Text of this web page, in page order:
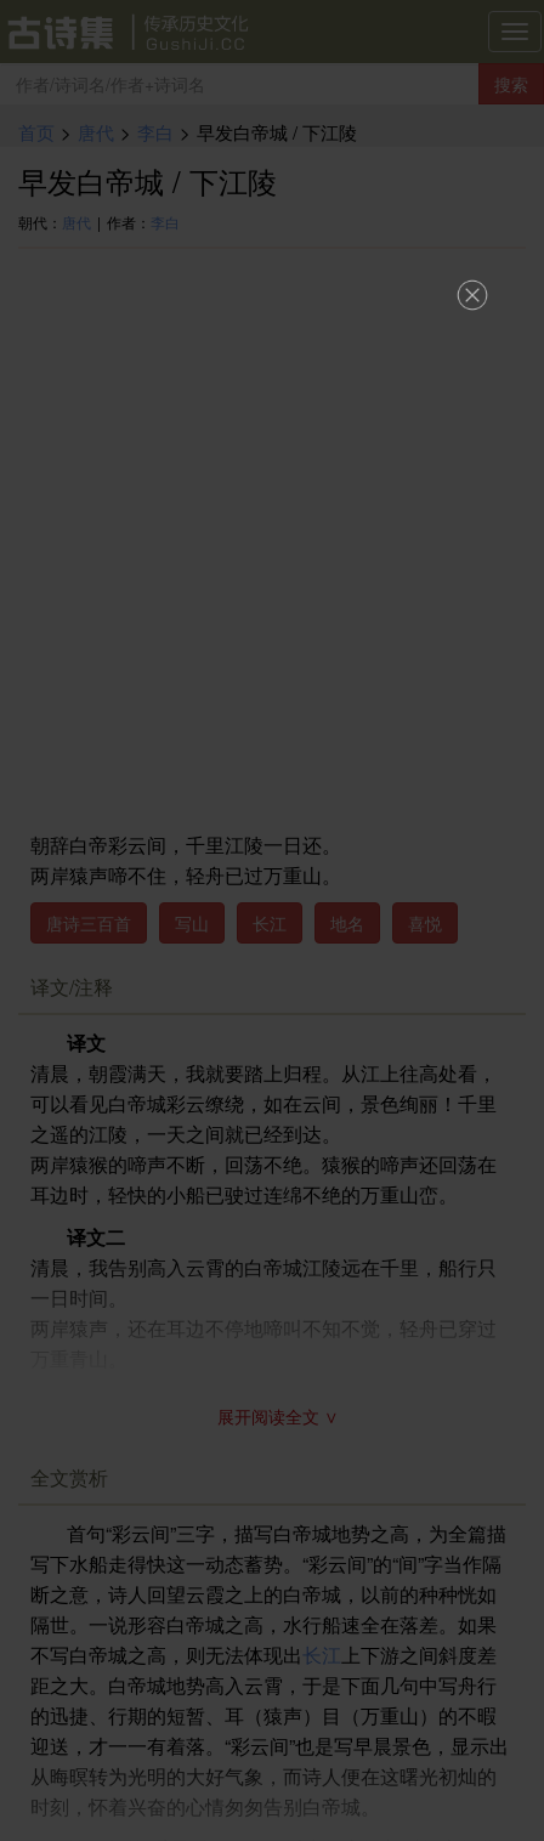
古
诗
集
搜索
首页 > 唐代 > 李白 > 早发白帝城 / 下江陵
早发白帝城 / 下江陵
朝代： 唐代 | 作者： 李白
朝辞白帝彩云间，千里江陵一日还。
两岸猿声啼不住，轻舟已过万重山。
唐诗三百首 写山 长江 地名 喜悦
译文/注释
译文
清晨，朝霞满天，我就要踏上归程。从江上往高处看，
可以看见白帝城彩云缭绕，如在云间，景色绚丽！千里
之遥的江陵，一天之间就已经到达。
两岸猿猴的啼声不断，回荡不绝。猿猴的啼声还回荡在
耳边时，轻快的小船已驶过连绵不绝的万重山峦。
译文二
清晨，我告别高入云霄的白帝城江陵远在千里，船行只
一日时间。
两岸猿声，还在耳边不停地啼叫不知不觉，轻舟已穿过
⑴发：启程。白帝城：故址在今重庆市奉节县白帝山
复，有白龙出井中，自以承汉土运，故称白帝，改鱼复
为白帝城。”王琦注：“白帝城，在夔州奉节县，与巫山相
近。所谓彩云，正指巫山之云也。”
⑵朝：早晨。辞：告别。彩云间：因白帝城在白帝山
上，地势高耸，从山下江中仰望，仿佛耸入云间。
⑶江陵：今湖北荆州市。从白帝城到江陵约一千二百
里，其间包括七百里三峡。郦道元 《三峡》：“自三峡七
百里中，两岸连山，略无阙处。重岩叠障，隐天蔽日，
自非亭午时分，不见曦月。至于夏水襄陵，沿溯（或
泝）阻绝。或王命急宣，有时朝发白帝，暮到江陵，其
间千二百时里，虽乘奔御风，不以疾也。春冬之时，则
素湍绿潭，回清倒影。绝巘（或巚）多生怪柏，悬泉瀑
展开阅读全文 ∨
全文赏析
首句“彩云间”三字，描写白帝城地势之高，为全篇描
写下水船走得快这一动态蓄势。“彩云间”的“间”字当作隔
断之意，诗人回望云霞之上的白帝城，以前的种种恍如
隔世。一说形容白帝城之高，水行船速全在落差。如果
不写白帝城之高，则无法体现出 长江 上下游之间斜度差
距之大。白帝城地势高入云霄，于是下面几句中写舟行
的迅捷、行期的短暂、耳（猿声）目（万重山）的不暇
迎送，才一一有着落。“彩云间”也是写早晨景色，显示出
从晦暝转为光明的大好气象，而诗人便在这曙光初灿的
时刻，怀着兴奋的心情匆匆告别白帝城。